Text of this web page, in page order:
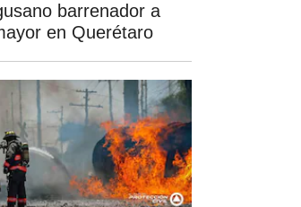
barrenador a
en Querétaro